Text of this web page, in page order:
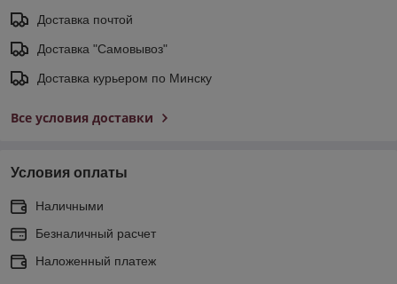
Доставка почтой
Доставка "Самовывоз"
Доставка курьером по Минску
Все условия доставки
Условия оплаты
Наличными
Безналичный расчет
Наложенный платеж